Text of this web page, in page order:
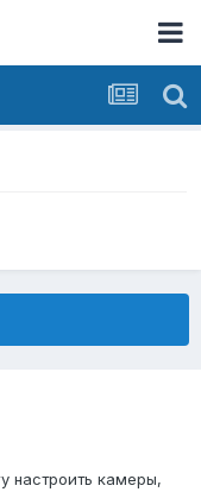
настроить камеры,